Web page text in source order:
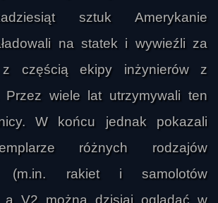
sztuk Amerykanie
na statek i wywieźli za
częścią ekipy inżynierów z
Przez wiele lat utrzymywali ten
W końcu jednak pokazali
różnych rodzajów
(m.in. rakiet i samolotów